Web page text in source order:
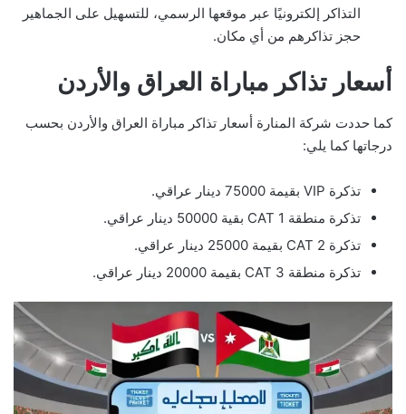
التذاكر إلكترونيًا عبر موقعها الرسمي، للتسهيل على الجماهير
حجز تذاكرهم من أي مكان.
أسعار تذاكر مباراة العراق والأردن
كما حددت شركة المنارة أسعار تذاكر مباراة العراق والأردن بحسب
درجاتها كما يلي:
تذكرة VIP بقيمة 75000 دينار عراقي.
تذكرة منطقة 1 CAT بقية 50000 دينار عراقي.
تذكرة 2 CAT بقيمة 25000 دينار عراقي.
تذكرة منطقة 3 CAT بقيمة 20000 دينار عراقي.